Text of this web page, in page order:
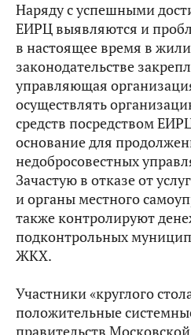
Наряду с успешными
ЕИРЦ выявляются и
в настоящее время в
законодательстве
управляющая
осуществлять
средств посредством
основание для
недобросовестных
Зачастую в отказе от
и органы местного
также контролируют
подконтрольных
ЖКХ.
Участники «круглого
положительные